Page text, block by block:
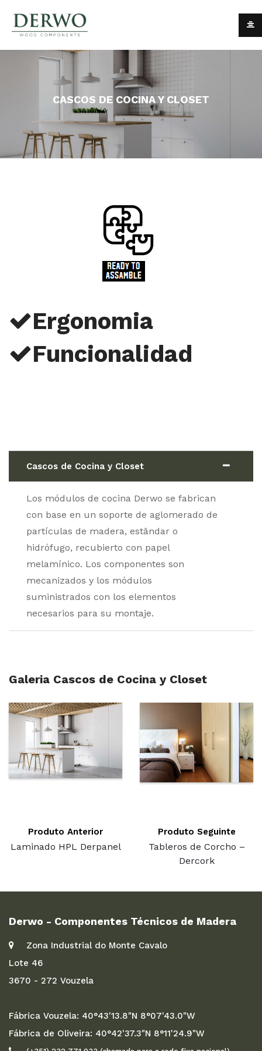
CASCOS DE COCINA Y CLOSET
Ergonomia
Funcionalidad
Cascos de Cocina y Closet
Los módulos de cocina Derwo se fabrican
con base en un soporte de aglomerado de
partículas de madera, estândar o
hidrófugo, recubierto con papel
melamínico. Los componentes son
mecanizados y los módulos
suministrados con los elementos
necesarios para su montaje.
Galeria Cascos de Cocina y Closet
Produto Anterior
Laminado HPL Derpanel
Produto Seguinte
Tableros de Corcho –
Dercork
Derwo - Componentes Técnicos de Madera
Zona Industrial do Monte Cavalo
Lote 46
3670 - 272 Vouzela
Fábrica Vouzela: 40°43'13.8"N 8°07'43.0"W
Fábrica de Oliveira: 40°42'37.3"N 8°11'24.9"W